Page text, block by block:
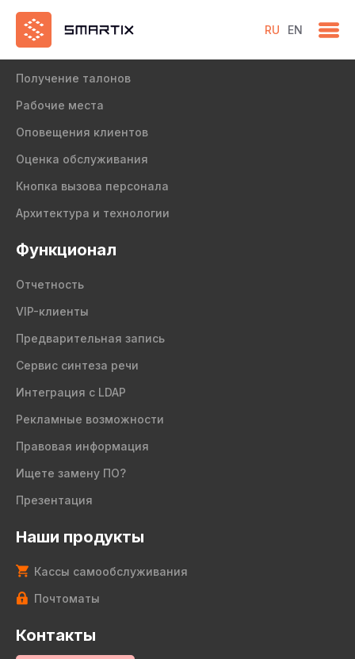
RU EN
Продукт
Получение талонов
Рабочие места
Оповещения клиентов
Оценка обслуживания
Кнопка вызова персонала
Архитектура и технологии
Функционал
Отчетность
VIP-клиенты
Предварительная запись
Сервис синтеза речи
Интеграция с LDAP
Рекламные возможности
Правовая информация
Ищете замену ПО?
Презентация
Наши продукты
Кассы самообслуживания
Почтоматы
Контакты